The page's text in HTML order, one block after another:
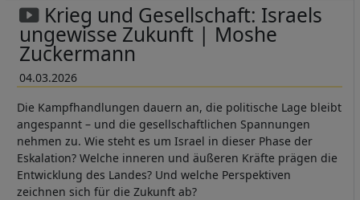
04.03.2026
Krieg und Gesellschaft: Israels
ungewisse Zukunft | Moshe
Zuckermann
Die Kampfhandlungen dauern an, die politische Lage bleibt
angespannt – und die gesellschaftlichen Spannungen
nehmen zu. Wie steht es um Israel in dieser Phase der
Eskalation? Welche inneren und äußeren Kräfte prägen die
Entwicklung des Landes? Und welche Perspektiven
zeichnen sich für die Zukunft ab?